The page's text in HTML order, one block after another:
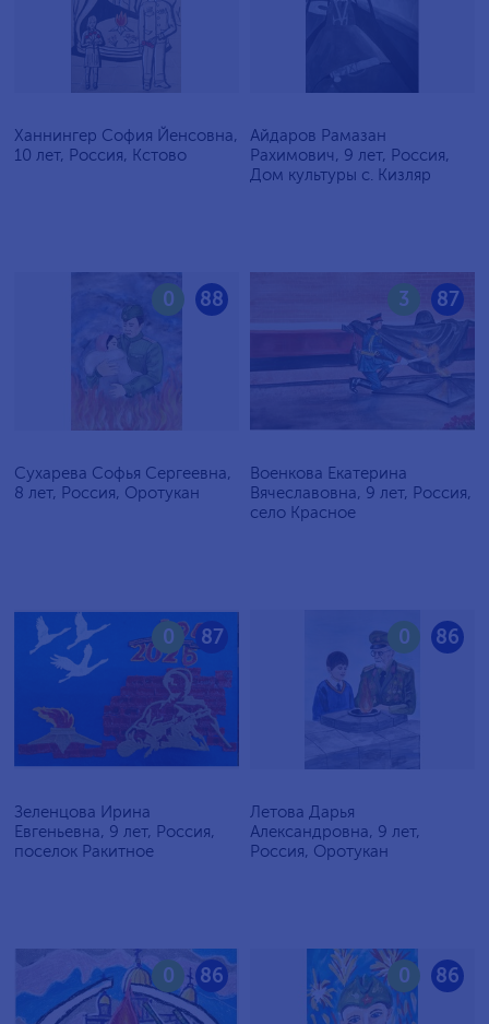
Ханнингер София Йенсовна,
10 лет, Россия, Кстово
Айдаров Рамазан
Рахимович, 9 лет, Россия,
Дом культуры с. Кизляр
88
0
Сухарева Софья Сергеевна,
8 лет, Россия, Оротукан
87
3
Военкова Екатерина
Вячеславовна, 9 лет, Россия,
село Красное
87
0
Зеленцова Ирина
Евгеньевна, 9 лет, Россия,
поселок Ракитное
86
0
Летова Дарья
Александровна, 9 лет,
Россия, Оротукан
86
0 86
0